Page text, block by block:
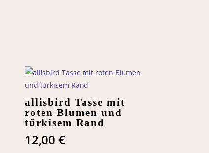
allisbird Tasse mit
roten Blumen und
türkisem Rand
12,00€